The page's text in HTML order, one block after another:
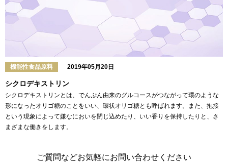
機能性食品原料 2019年05月20日
シクロデキストリン
シクロデキストリンとは、でんぷん由来のグルコースがつながって環のような
形になったオリゴ糖のことをいい、環状オリゴ糖とも呼ばれます。また、抱接
という現象によって嫌なにおいを閉じ込めたり、いい香りを保持したりと、さ
まざまな働きをします。
ご質問などお気軽にお問い合わせください